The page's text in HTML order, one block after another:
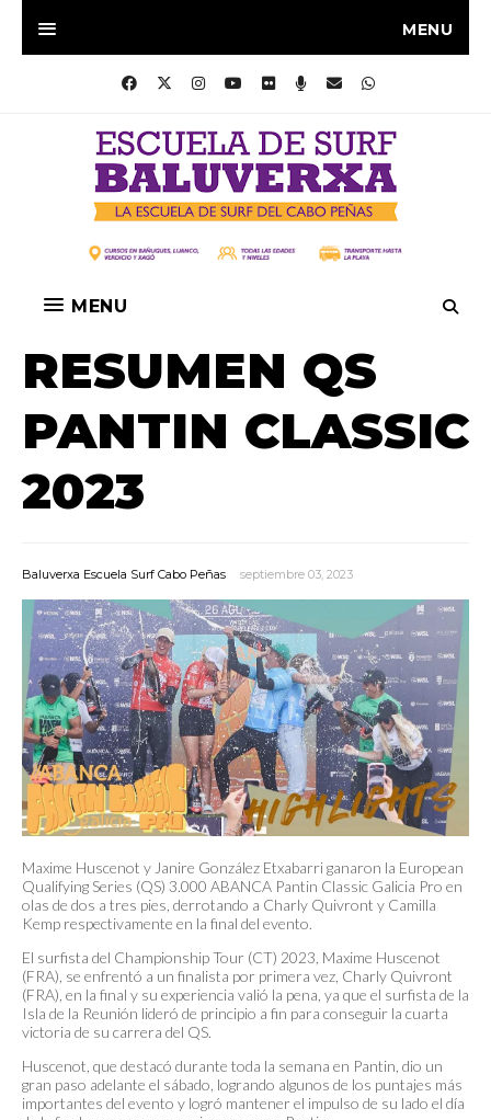
MENU
MENU
RESUMEN QS
PANTIN CLASSIC
2023
Baluverxa Escuela Surf Cabo Peñas septiembre 03, 2023
Maxime Huscenot y Janire González Etxabarri ganaron la European
Qualifying Series (QS) 3.000 ABANCA Pantin Classic Galicia Pro en
olas de dos a tres pies, derrotando a Charly Quivront y Camilla
Kemp respectivamente en la final del evento.
El surfista del Championship Tour (CT) 2023, Maxime Huscenot
(FRA), se enfrentó a un finalista por primera vez, Charly Quivront
(FRA), en la final y su experiencia valió la pena, ya que el surfista de la
Isla de la Reunión lideró de principio a fin para conseguir la cuarta
victoria de su carrera del QS.
Huscenot, que destacó durante toda la semana en Pantin, dio un
gran paso adelante el sábado, logrando algunos de los puntajes más
importantes del evento y logró mantener el impulso de su lado el día